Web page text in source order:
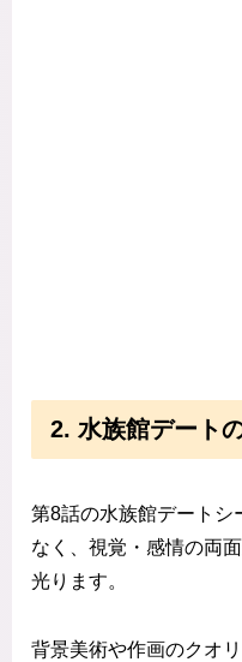
2. 水族館デート
第8話の水族館デートシ
なく、視覚・感情の両
光ります。
背景美術や作画のクオ